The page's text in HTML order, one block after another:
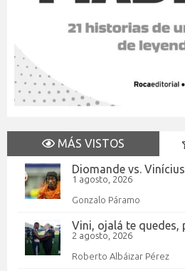
MÁS VISTOS
Diomande vs. Vinícius
1 agosto, 2026
Gonzalo Páramo
Vini, ojalá te quedes,
2 agosto, 2026
Roberto Albáizar Pérez